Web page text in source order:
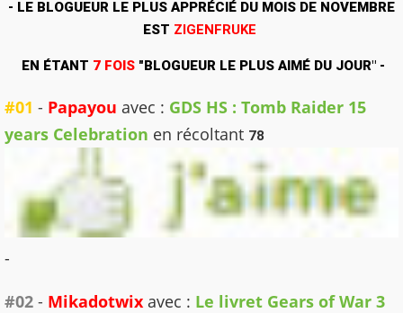
- LE BLOGUEUR LE PLUS APPRÉCIÉ DU MOIS DE NOVEMBRE
EST ZIGENFRUKE
EN ÉTANT 7 FOIS "BLOGUEUR LE PLUS AIMÉ DU JOUR" -
#01 - Papayou avec : GDS HS : Tomb Raider 15
years Celebration en récoltant 78
-
#02 - Mikadotwix avec : Le livret Gears of War 3